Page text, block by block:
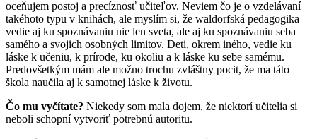
oceňujem postoj a precíznosť učiteľov. Neviem čo je o vzdelávaní
takéhoto typu v knihách, ale myslím si, že waldorfská pedagogika
vedie aj ku spoznávaniu nie len sveta, ale aj ku spoznávaniu seba
samého a svojich osobných limitov. Deti, okrem iného, vedie ku
láske k učeniu, k prírode, ku okoliu a k láske ku sebe samému.
Predovšetkým mám ale možno trochu zvláštny pocit, že ma táto
škola naučila aj k samotnej láske k životu.
Čo mu vyčítate? Niekedy som mala dojem, že niektorí učitelia si
neboli schopní vytvoriť potrebnú autoritu.